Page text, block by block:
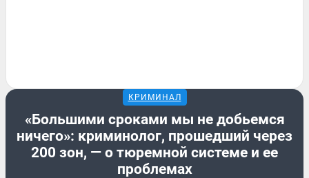
КРИМИНАЛ
«Большими сроками мы не добьемся
ничего»: криминолог, прошедший через
200 зон, — о тюремной системе и ее
проблемах